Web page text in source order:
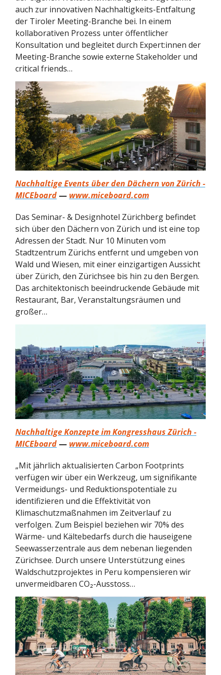
auch zur innovativen Nachhaltigkeits-Entfaltung
der Tiroler Meeting-Branche bei. In einem
kollaborativen Prozess unter öffentlicher
Konsultation und begleitet durch Expert:innen der
Meeting-Branche sowie externe Stakeholder und
critical friends…
Nachhaltige Events über den Dächern von Zürich -
MICEboard — www.miceboard.com
Das Seminar- & Designhotel Zürichberg befindet
sich über den Dächern von Zürich und ist eine top
Adressen der Stadt. Nur 10 Minuten vom
Stadtzentrum Zürichs entfernt und umgeben von
Wald und Wiesen, mit einer einzigartigen Aussicht
über Zürich, den Zürichsee bis hin zu den Bergen.
Das architektonisch beeindruckende Gebäude mit
Restaurant, Bar, Veranstaltungsräumen und
großer…
Nachhaltige Konzepte im Kongresshaus Zürich -
MICEboard — www.miceboard.com
„Mit jährlich aktualisierten Carbon Footprints
verfügen wir über ein Werkzeug, um signifikante
Vermeidungs- und Reduktionspotentiale zu
identifizieren und die Effektivität von
Klimaschutzmaßnahmen im Zeitverlauf zu
verfolgen. Zum Beispiel beziehen wir 70% des
Wärme- und Kältebedarfs durch die hauseigene
Seewasserzentrale aus dem nebenan liegenden
Zürichsee. Durch unsere Unterstützung eines
Waldschutzprojektes in Peru kompensieren wir
unvermeidbaren CO₂-Ausstoss…